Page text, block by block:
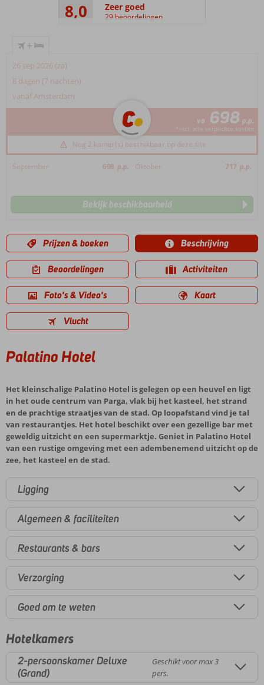
8,0 Zeer goed
29 beoordelingen
+
26 sep 2026 (za)
8 dagen (7 nachten)
vanaf Amsterdam
va 698 p.p.
*incl. alle verplichte kosten
Nog 2 kamer(s) beschikbaar op deze site
September 698 p.p. Oktober 717 p.p.
Bekijk beschikbaarheid
Prijzen & boeken Beschrijving
Beoordelingen Activiteiten
Foto's & Video's Kaart
Vlucht
Palatino Hotel
Het kleinschalige Palatino Hotel is gelegen op een heuvel en ligt
in het oude centrum van Parga, vlak bij het kasteel, het strand
en de prachtige straatjes van de stad. Op loopafstand vind je tal
van restaurantjes. Het hotel beschikt over een gezellige bar met
geweldig uitzicht en een supermarktje. Geniet in Palatino Hotel
van een rustige omgeving met een adembenemend uitzicht op de
zee, het kasteel en de stad.
Ligging
Algemeen & faciliteiten
Restaurants & bars
Verzorging
Goed om te weten
Hotelkamers
2-persoonskamer Deluxe
(Grand)
Geschikt voor max 3
pers.